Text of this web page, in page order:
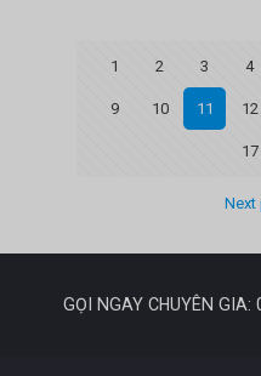
1 2 3 4
9 10 11 12
17
Next
GỌI NGAY CHUYÊN